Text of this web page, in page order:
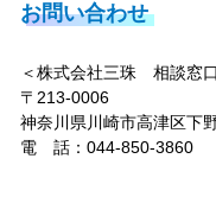
お問い合わせ
＜株式会社三珠 相談窓
〒213-0006
神奈川県川崎市高津区下
電 話： 044-850-3860